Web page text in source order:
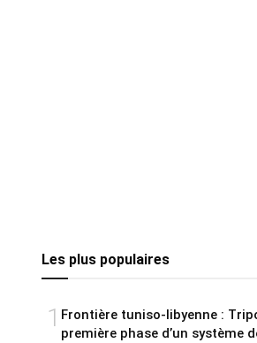
Les plus populaires
1 Frontière tuniso-libyenne :
première phase d’un système